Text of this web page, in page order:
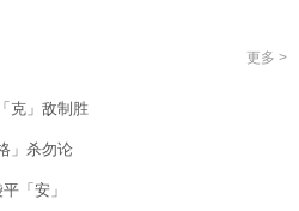
更多 >
克」敌制胜
」杀勿论
「安」